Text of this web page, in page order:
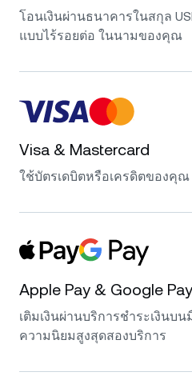
โอนเงินผ่านธนาคารในสกุล
แบบไร้รอยต่อ ในนามของคุณ
Visa & Mastercard
ใช้บัตรเดบิตหรือเครดิตของคุณ
Apple Pay & Google Pay
เติมเงินผ่านบริการชำระเงินบ
ความนิยมสูงสุดสองบริการ